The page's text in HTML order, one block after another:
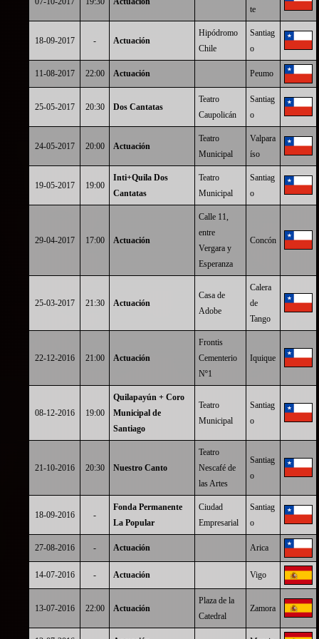
te
18-09-2017 - Actuación
Hipódromo
Chile
Santiag
o
11-08-2017 22:00 Actuación Peumo
25-05-2017 20:30 Dos Cantatas
Teatro
Caupolicán
Santiag
o
24-05-2017 20:00 Actuación
Teatro
Municipal
Valpara
íso
19-05-2017 19:00
Inti+Quila Dos
Cantatas
Teatro
Municipal
Santiag
o
29-04-2017 17:00 Actuación
Calle 11,
entre
Vergara y
Esperanza
Concón
25-03-2017 21:30 Actuación
Casa de
Adobe
Calera
de
Tango
22-12-2016 21:00 Actuación
Frontis
Cementerio
Nº1
Iquique
08-12-2016 19:00
Quilapayún + Coro
Municipal de
Santiago
Teatro
Municipal
Santiag
o
21-10-2016 20:30 Nuestro Canto
Teatro
Nescafé de
las Artes
Santiag
o
18-09-2016 -
Fonda Permanente
La Popular
Ciudad
Empresarial
Santiag
o
27-08-2016 - Actuación Arica
14-07-2016 - Actuación Vigo
13-07-2016 22:00 Actuación
Plaza de la
Catedral
Zamora